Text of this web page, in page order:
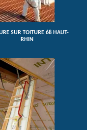
SUR TOITURE 68 HAUT-
RHIN